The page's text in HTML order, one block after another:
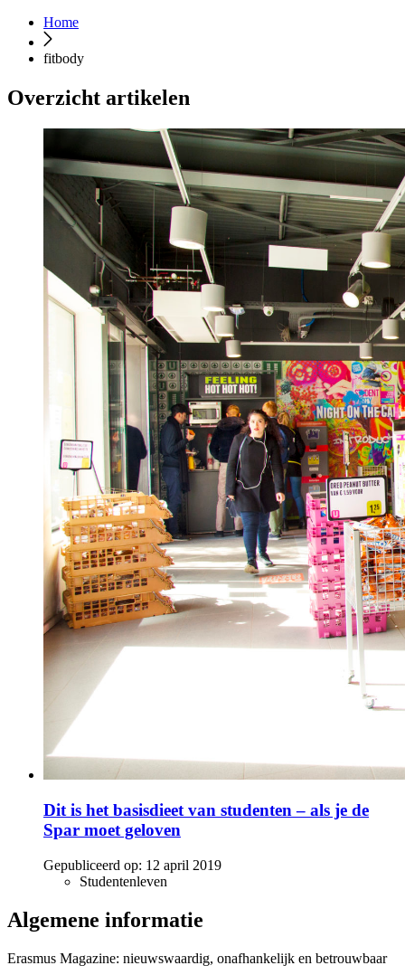
Home
fitbody
Overzicht artikelen
Dit is het basisdieet van studenten – als je de
Spar moet geloven
Gepubliceerd op: 12 april 2019
Studentenleven
Algemene informatie
Erasmus Magazine: nieuwswaardig, onafhankelijk en betrouwbaar